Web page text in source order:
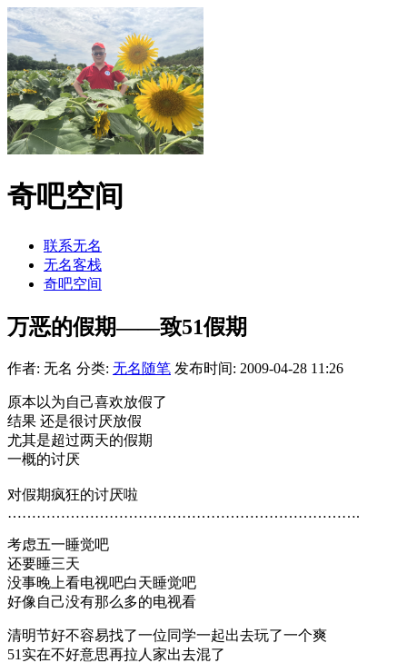
奇吧空间
联系无名
无名客栈
奇吧空间
万恶的假期——致51假期
作者: 无名 分类: 无名随笔 发布时间: 2009-04-28 11:26
原本以为自己喜欢放假了
结果 还是很讨厌放假
尤其是超过两天的假期
一概的讨厌
对假期疯狂的讨厌啦
……………………………………………………………….
考虑五一睡觉吧
还要睡三天
没事晚上看电视吧白天睡觉吧
好像自己没有那么多的电视看
清明节好不容易找了一位同学一起出去玩了一个爽
51实在不好意思再拉人家出去混了